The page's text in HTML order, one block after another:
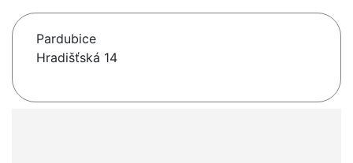
Pardubice
Hradišťská 14